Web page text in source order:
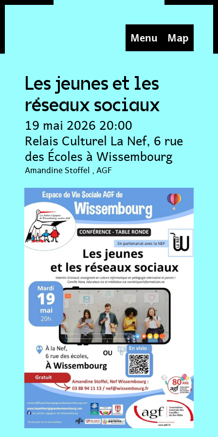
Menu Map
Les jeunes et les
réseaux sociaux
19 mai 2026 20:00
Relais Culturel La Nef, 6 rue
des Écoles à Wissembourg
Amandine Stoffel AGF